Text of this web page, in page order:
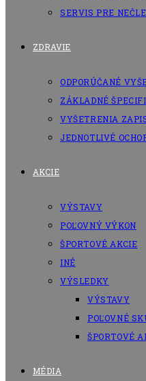
SERVIS PRE
ZDRAVIE
ODPORÚČANÉ
ZÁKLADNÉ
VYŠETRENIA
JEDNOTLIVÉ
AKCIE
VÝSTAVY
POĽOVNÝ VÝKON
ŠPORTOVÉ AKCIE
INÉ
VÝSLEDKY
VÝSTAVY
POĽOVNÉ
ŠPORTOVÉ
MÉDIA